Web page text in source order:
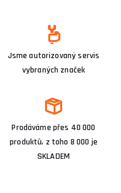
Jsme autorizovaný servis
vybraných značek
Prodáváme přes 40 000
produktů, z toho 8 000 je
SKLADEM